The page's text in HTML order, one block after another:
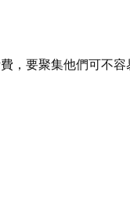
，要聚集他們可不